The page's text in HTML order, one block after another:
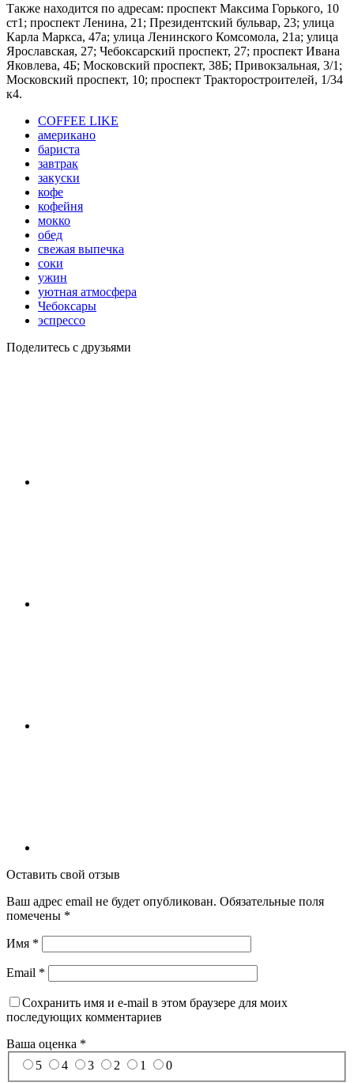
Также находится по адресам: проспект Максима Горького, 10
ст1; проспект Ленина, 21; Президентский бульвар, 23; улица
Карла Маркса, 47а; улица Ленинского Комсомола, 21а; улица
Ярославская, 27; Чебоксарский проспект, 27; проспект Ивана
Яковлева, 4Б; Московский проспект, 38Б; Привокзальная, 3/1;
Московский проспект, 10; проспект Тракторостроителей, 1/34
к4.
COFFEE LIKE
американо
бариста
завтрак
закуски
кофе
кофейня
мокко
обед
свежая выпечка
соки
ужин
уютная атмосфера
Чебоксары
эспрессо
Поделитесь с друзьями
Оставить свой отзыв
Ваш адрес email не будет опубликован. Обязательные поля
помечены *
Имя *
Email *
Сохранить имя и e-mail в этом браузере для моих
последующих комментариев
Ваша оценка *
5
4 3 2 1 0